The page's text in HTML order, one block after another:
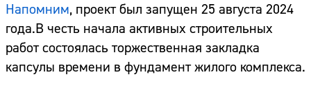
Напомним, проект был запущен 25 августа 2024
года.В честь начала активных строительных
работ состоялась торжественная закладка
капсулы времени в фундамент жилого комплекса.